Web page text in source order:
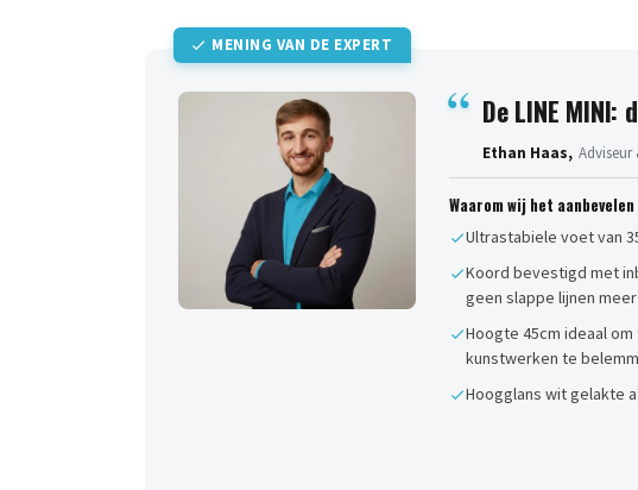
MENING VAN DE EXPERT
De LINE
Ethan Haas, Adviseur
Waarom wij het aanbevelen
Ultrastabiele voet van
Koord bevestigd met
geen slappe lijnen meer
Hoogte 45cm ideaal
kunstwerken te
Hoogglans wit gelakte